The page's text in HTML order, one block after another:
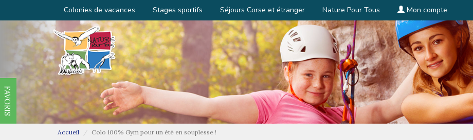
Colonies de vacances Stages sportifs Séjours Corse et étranger Nature Pour Tous Mon compte
FAVORIS
Accueil Colo 100% Gym pour un été en souplesse !